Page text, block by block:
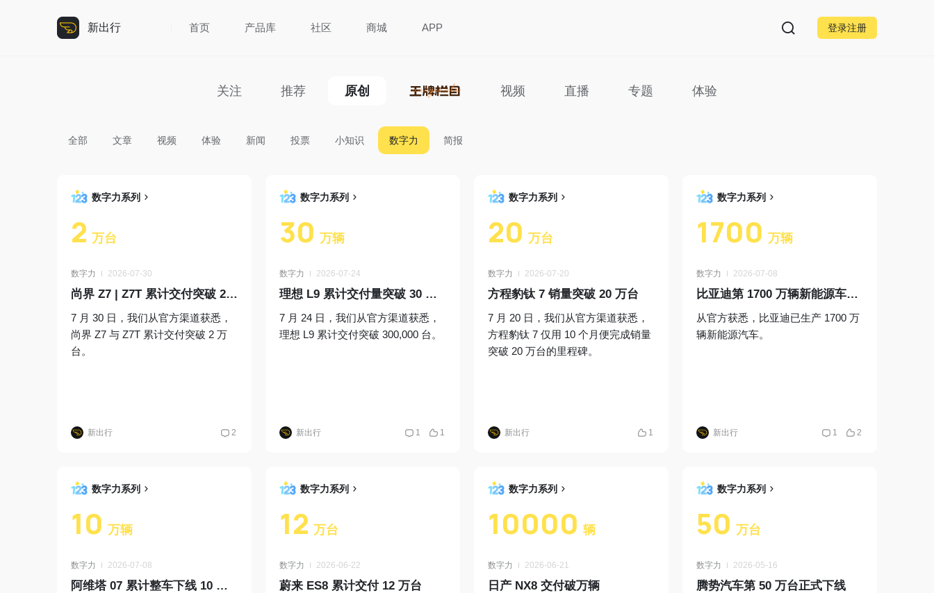
新出行 首页 产品库 社区 商城 APP 登录注册
关注 推荐 原创 视频 直播 专题 体验
全部 文章 视频 体验 新闻 投票 小知识 数字力 简报
数字力系列
2 万台
数字力 2026-07-30
尚界 Z7 | Z7T 累计交付突破 2 万台
7 月 30 日，我们从官方渠道获悉，
尚界 Z7 与 Z7T 累计交付突破 2 万
台。
新出行 2
数字力系列
30 万辆
数字力 2026-07-24
理想 L9 累计交付量突破 30 万辆
7 月 24 日，我们从官方渠道获悉，
理想 L9 累计交付突破 300,000 台。
新出行 1 1
数字力系列
20 万台
数字力 2026-07-20
方程豹钛 7 销量突破 20 万台
7 月 20 日，我们从官方渠道获悉，
方程豹钛 7 仅用 10 个月便完成销量
突破 20 万台的里程碑。
新出行 1
数字力系列
1700 万辆
数字力 2026-07-08
比亚迪第 1700 万辆新能源车下线
从官方获悉，比亚迪已生产 1700 万
辆新能源汽车。
新出行 1 2
数字力系列
10 万辆
数字力 2026-07-08
阿维塔 07 累计整车下线 10 万辆
数字力系列
12 万台
数字力 2026-06-22
蔚来 ES8 累计交付 12 万台
数字力系列
10000 辆
数字力 2026-06-21
日产 NX8 交付破万辆
数字力系列
50 万台
数字力 2026-05-16
腾势汽车第 50 万台正式下线